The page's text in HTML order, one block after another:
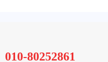
010-80252861